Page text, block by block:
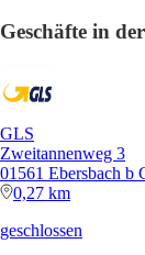
Geschäfte in
GLS
Zweitannenweg 3
01561 Ebersbach b
0,27 km
geschlossen